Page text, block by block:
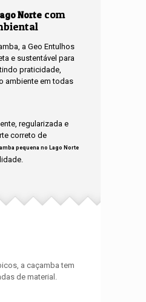
Norte com
a Geo Entulhos
e sustentável para
praticidade,
ambiente em todas
regularizada e
correto de
pequena no Lago Norte
a caçamba tem
de material.